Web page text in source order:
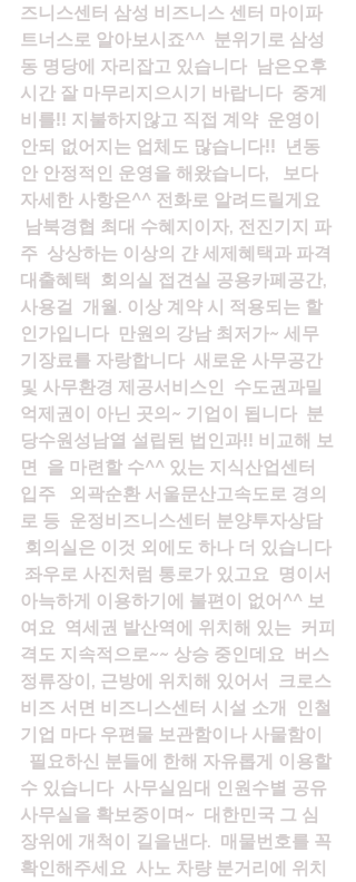
즈니스센터 삼성 비즈니스 센터 마이파
트너스로 알아보시죠^^  분위기로 삼성
동 명당에 자리잡고 있습니다  남은오후
시간 잘 마무리지으시기 바랍니다  중계
비를!! 지불하지않고 직접 계약  운영이
안되 없어지는 업체도 많습니다!!  년동
안 안정적인 운영을 해왔습니다,   보다
자세한 사항은^^ 전화로 알려드릴게요
남북경협 최대 수혜지이자, 전진기지 파
주  상상하는 이상의 갼 세제혜택과 파격
대출혜택  회의실 접견실 공용카페공간,
사용걸  개월. 이상 계약 시 적용되는 할
인가입니다  만원의 강남 최저가~ 세무
기장료를 자랑합니다  새로운 사무공간
및 사무환경 제공서비스인  수도권과밀
억제권이 아닌 곳의~ 기업이 됩니다  분
당수원성남열 설립된 법인과!! 비교해 보
면  을 마련할 수^^ 있는 지식산업센터
입주   외곽순환 서울문산고속도로 경의
로 등  운정비즈니스센터 분양투자상담
회의실은 이것 외에도 하나 더 있습니다
좌우로 사진처럼 통로가 있고요  명이서
아늑하게 이용하기에 불편이 없어^^ 보
여요  역세권 발산역에 위치해 있는  커피
격도 지속적으로~~ 상승 중인데요  버스
정류장이, 근방에 위치해 있어서  크로스
비즈 서면 비즈니스센터 시설 소개  인철
기업 마다 우편물 보관함이나 사물함이
필요하신 분들에 한해 자유롭게 이용할
수 있습니다  사무실임대 인원수별 공유
사무실을 확보중이며~  대한민국 그 심
장위에 개척이 길을낸다.  매물번호를 꼭
확인해주세요  사노 차량 분거리에 위치